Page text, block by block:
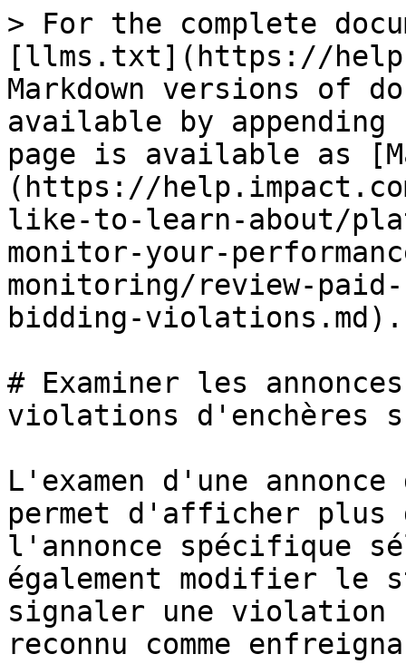
> For the complete
[llms.txt](https://
Markdown versions of
available by
page is available as
(https://
like-to-learn-about/
monitor-your-
monitoring/review-
bidding-violations.md).
# Examiner les
violations d'enchères
L'examen d'une
permet d'afficher plus
l'annonce spécifique
également modifier le
signaler une
reconnu comme